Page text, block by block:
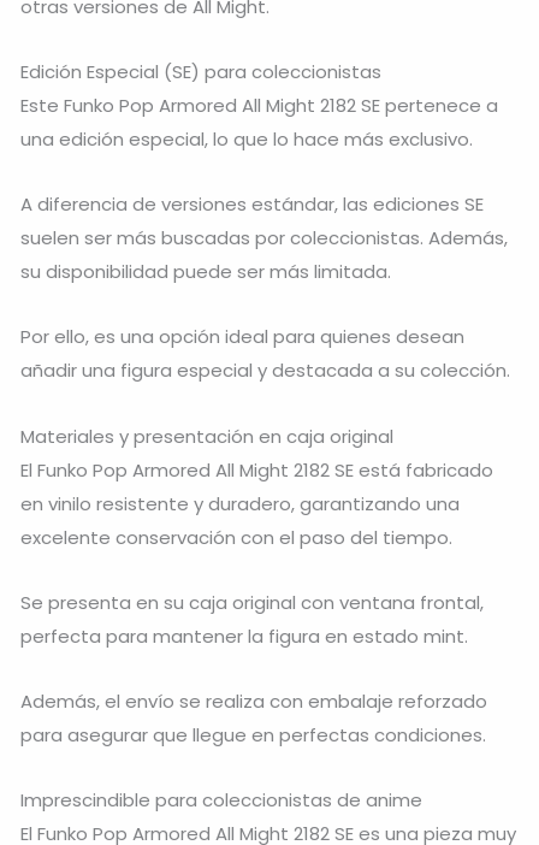
otras versiones de All Might.
Edición Especial (SE) para coleccionistas
Este Funko Pop Armored All Might 2182 SE pertenece a
una edición especial, lo que lo hace más exclusivo.
A diferencia de versiones estándar, las ediciones SE
suelen ser más buscadas por coleccionistas. Además,
su disponibilidad puede ser más limitada.
Por ello, es una opción ideal para quienes desean
añadir una figura especial y destacada a su colección.
Materiales y presentación en caja original
El Funko Pop Armored All Might 2182 SE está fabricado
en vinilo resistente y duradero, garantizando una
excelente conservación con el paso del tiempo.
Se presenta en su caja original con ventana frontal,
perfecta para mantener la figura en estado mint.
Además, el envío se realiza con embalaje reforzado
para asegurar que llegue en perfectas condiciones.
Imprescindible para coleccionistas de anime
El Funko Pop Armored All Might 2182 SE es una pieza muy